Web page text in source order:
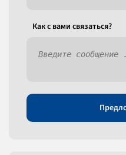
Как c вами связаться?